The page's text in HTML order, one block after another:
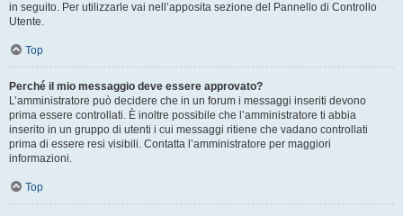
in seguito. Per utilizzarle vai nell’apposita sezione del Pannello di Controllo
Utente.
Top
Perché il mio messaggio deve essere approvato?
L’amministratore può decidere che in un forum i messaggi inseriti devono
prima essere controllati. È inoltre possibile che l’amministratore ti abbia
inserito in un gruppo di utenti i cui messaggi ritiene che vadano controllati
prima di essere resi visibili. Contatta l’amministratore per maggiori
informazioni.
Top